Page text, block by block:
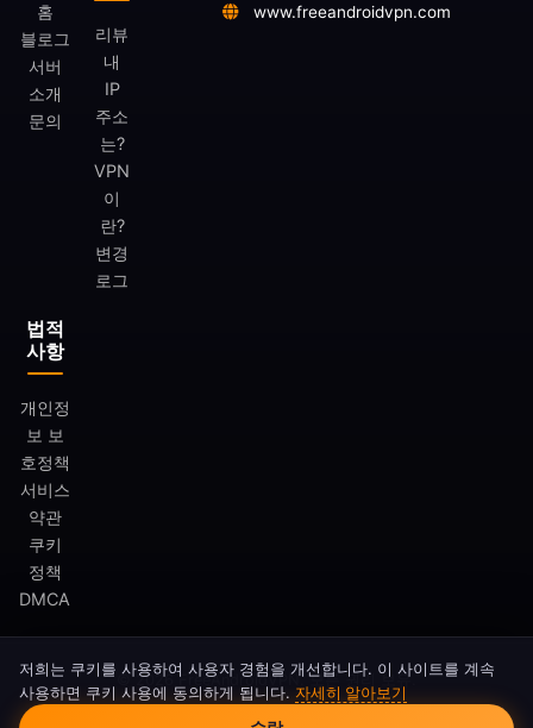
홈
블로그
서버
소개
문의
리뷰
내
IP
주소
는?
VPN
이
란?
변경
로그
법적
사항
개인정
보 보
호정책
서비스
약관
쿠키
정책
DMCA
www.freeandroidvpn.com
© 2026 FreeAndroidVPN. 모든 권리 보유.
FreeAndroidVPN은 Google LLC 또는 Android와 제휴 관계가 아닙니
쿠키 동의
저희는 쿠키를 사용하여 사용자 경험을 개선합니다. 이 사이트를 계속
사용하면 쿠키 사용에 동의하게 됩니다. 자세히 알아보기